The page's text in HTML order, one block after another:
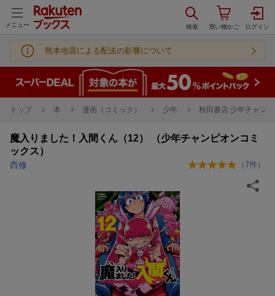
メニュー
熊本地震による配送の影響について
トップ 本 漫画（コミック） 少年 秋田書店 少年チャン
魔入りました！入間くん（12） （少年チャンピオンコミ
ックス）
西修 （7件）